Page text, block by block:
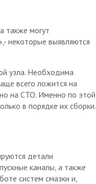
также могут
некоторые выявляются
узла. Необходима
всего ложится на
на СТО. Именно по этой
в порядке их сборки.
детали
каналы, а также
систем смазки и,